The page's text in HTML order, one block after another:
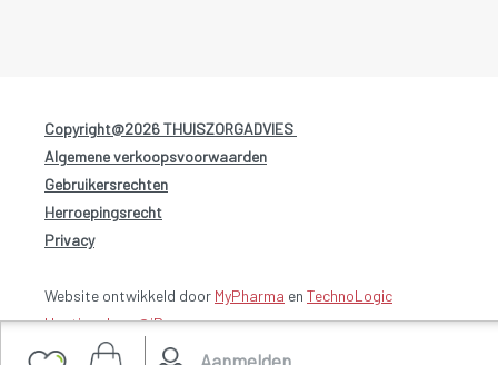
Aanmelden
Copyright@2026 THUISZORGADVIES
Algemene verkoopsvoorwaarden
Gebruikersrechten
Herroepingsrecht
Privacy
Website ontwikkeld door MyPharma en TechnoLogic
Hosting door @iPower